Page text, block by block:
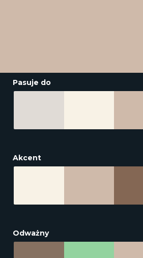
Pasuje do
Akcent
Odważny